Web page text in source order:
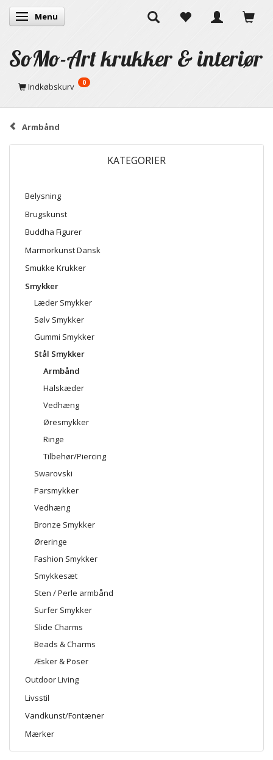
Skifte navigation
Menu
SoMo-Art krukker & interiør
Indkøbskurv 0
Armbånd
KATEGORIER
Belysning
Brugskunst
Buddha Figurer
Marmorkunst Dansk
Smukke Krukker
Smykker
Læder Smykker
Sølv Smykker
Gummi Smykker
Stål Smykker
Armbånd
Halskæder
Vedhæng
Øresmykker
Ringe
Tilbehør/Piercing
Swarovski
Parsmykker
Vedhæng
Bronze Smykker
Øreringe
Fashion Smykker
Smykkesæt
Sten / Perle armbånd
Surfer Smykker
Slide Charms
Beads & Charms
Æsker & Poser
Outdoor Living
Livsstil
Vandkunst/Fontæner
Mærker